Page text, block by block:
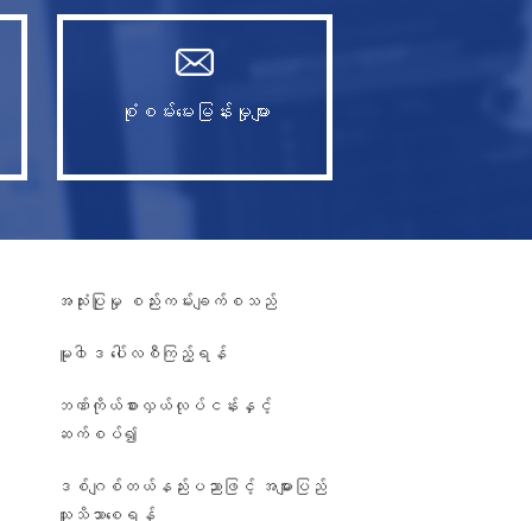
စုံစမ်းမေးမြန်းမှုများ
အသုံးပြုမှု စည်းကမ်းချက်စသည်
မူ၀ါဒ ပေါ်လစီကြည့်ရန်
ဘဏ်ကိုယ်စားလှယ်လုပ်ငန်းနှင့်
ဆက်စပ်၍
ဒစ်ဂျစ်တယ်နည်းပညာဖြင့် အများပြည်
သူသိသာစေရန်